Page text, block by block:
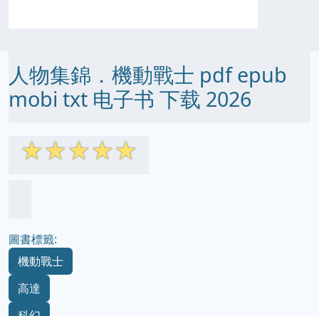
人物集錦．機動戰士 pdf epub
mobi txt 电子书 下载 2026
☆☆☆☆☆
圖書標籤:
機動戰士
高達